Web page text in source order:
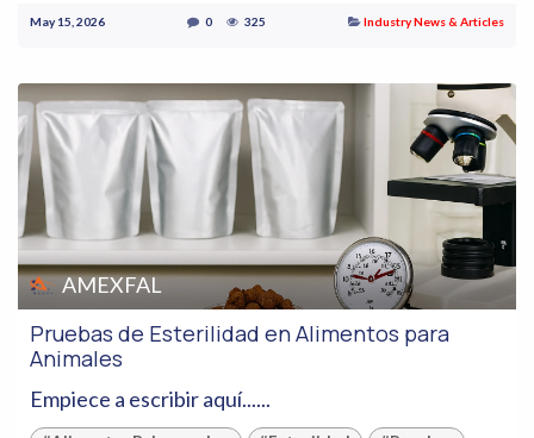
May 15, 2026 0 325 Industry News & Articles
AMEXFAL
Pruebas de Esterilidad en Alimentos para
Animales
Empiece a escribir aquí......